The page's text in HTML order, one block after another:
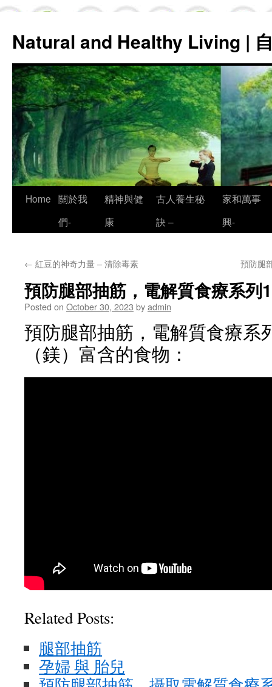
Natural and Healthy Living |
Skip
Home 關於我
們-
精神與健
康
古人養生秘
訣 –
家和萬事
興-
← 紅豆的神奇力量 – 清除毒素 預防腿
預防腿部抽筋，電解質食療系列
Posted on October 30, 2023 byadmin
預防腿部抽筋，電解質食療系
（鎂）富含的食物：
Related Posts:
腿部抽筋
孕婦 與 胎兒